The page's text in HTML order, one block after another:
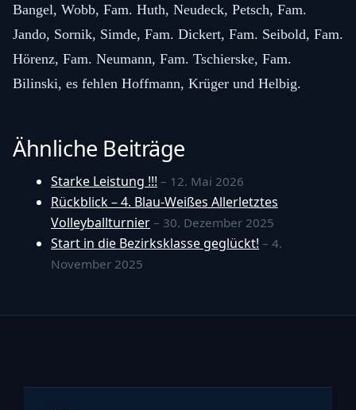
Bangel, Wobb, Fam. Huth, Neudeck, Petsch, Fam.
Jando, Sornik, Simde, Fam. Dickert, Fam. Seibold, Fam.
Hörenz, Fam. Neumann, Fam. Tschierske, Fam.
Bilinski, es fehlen Hoffmann, Krüger und Helbig.
Ähnliche Beiträge
Starke Leistung !!! – 12. Mai 2026
Rückblick – 4. Blau-Weißes Allerletztes
Volleyballturnier – 30. Dezember 2025
Start in die Bezirksklasse geglückt! – 4.
November 2025